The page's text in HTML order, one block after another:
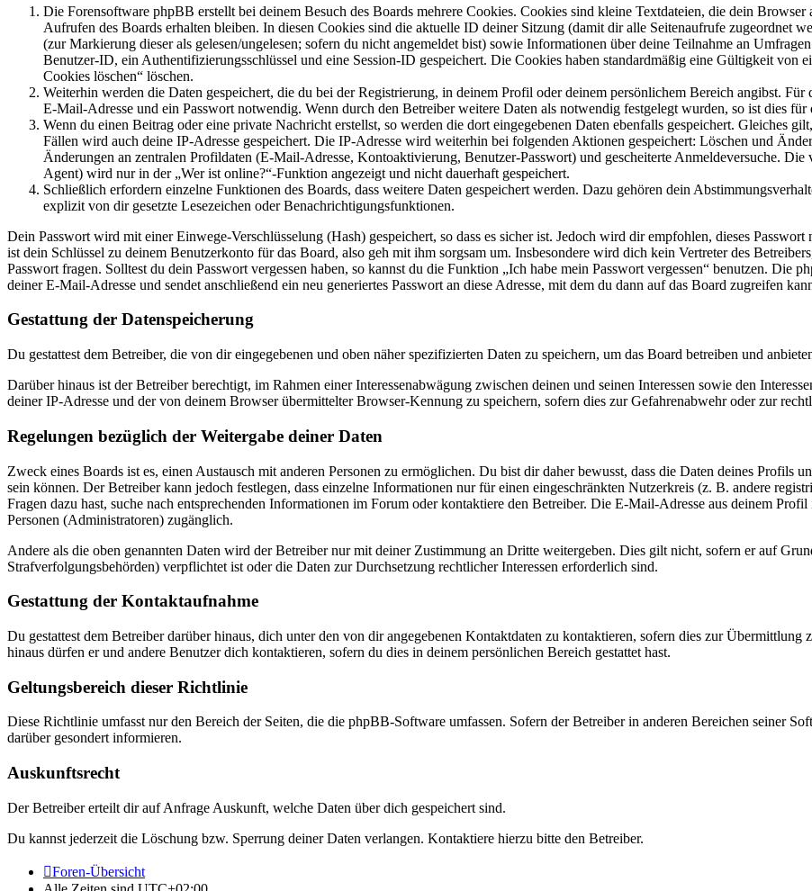
Die Forensoftware phpBB erstellt bei deinem Besuch des Boards mehrere Cookies. Cookies sind kleine Textdateien, die dein
Aufrufen des Boards erhalten bleiben. In diesen Cookies sind die aktuelle ID deiner Sitzung (damit dir alle Seitenaufrufe zugeordnet
(zur Markierung dieser als gelesen/ungelesen; sofern du nicht angemeldet bist) sowie Informationen über deine Teilnahme an
Benutzer-ID, ein Authentifizierungsschlüssel und eine Session-ID gespeichert. Die Cookies haben standardmäßig eine Gültigkeit von
Cookies löschen“ löschen.
Weiterhin werden die Daten gespeichert, die du bei der Registrierung, in deinem Profil oder deinem persönlichem Bereich angibst.
E-Mail-Adresse und ein Passwort notwendig. Wenn durch den Betreiber weitere Daten als notwendig festgelegt wurden, so ist dies
Wenn du einen Beitrag oder eine private Nachricht erstellst, so werden die dort eingegebenen Daten ebenfalls gespeichert. Gleiches
Fällen wird auch deine IP-Adresse gespeichert. Die IP-Adresse wird weiterhin bei folgenden Aktionen gespeichert: Löschen und
Änderungen an zentralen Profildaten (E-Mail-Adresse, Kontoaktivierung, Benutzer-Passwort) und gescheiterte Anmeldeversuche.
Agent) wird nur in der „Wer ist online?“-Funktion angezeigt und nicht dauerhaft gespeichert.
Schließlich erfordern einzelne Funktionen des Boards, dass weitere Daten gespeichert werden. Dazu gehören dein
explizit von dir gesetzte Lesezeichen oder Benachrichtigungsfunktionen.
Dein Passwort wird mit einer Einwege-Verschlüsselung (Hash) gespeichert, so dass es sicher ist. Jedoch wird dir empfohlen, dieses
ist dein Schlüssel zu deinem Benutzerkonto für das Board, also geh mit ihm sorgsam um. Insbesondere wird dich kein Vertreter des
Passwort fragen. Solltest du dein Passwort vergessen haben, so kannst du die Funktion „Ich habe mein Passwort vergessen“ benutzen. Die
deiner E-Mail-Adresse und sendet anschließend ein neu generiertes Passwort an diese Adresse, mit dem du dann auf das Board zugreifen
Gestattung der Datenspeicherung
Du gestattest dem Betreiber, die von dir eingegebenen und oben näher spezifizierten Daten zu speichern, um das Board betreiben und
Darüber hinaus ist der Betreiber berechtigt, im Rahmen einer Interessenabwägung zwischen deinen und seinen Interessen sowie den
deiner IP-Adresse und der von deinem Browser übermittelter Browser-Kennung zu speichern, sofern dies zur Gefahrenabwehr oder zur
Regelungen bezüglich der Weitergabe deiner Daten
Zweck eines Boards ist es, einen Austausch mit anderen Personen zu ermöglichen. Du bist dir daher bewusst, dass die Daten deines Profils
sein können. Der Betreiber kann jedoch festlegen, dass einzelne Informationen nur für einen eingeschränkten Nutzerkreis (z. B. andere
Fragen dazu hast, suche nach entsprechenden Informationen im Forum oder kontaktiere den Betreiber. Die E-Mail-Adresse aus deinem
Personen (Administratoren) zugänglich.
Andere als die oben genannten Daten wird der Betreiber nur mit deiner Zustimmung an Dritte weitergeben. Dies gilt nicht, sofern er auf
Strafverfolgungsbehörden) verpflichtet ist oder die Daten zur Durchsetzung rechtlicher Interessen erforderlich sind.
Gestattung der Kontaktaufnahme
Du gestattest dem Betreiber darüber hinaus, dich unter den von dir angegebenen Kontaktdaten zu kontaktieren, sofern dies zur
hinaus dürfen er und andere Benutzer dich kontaktieren, sofern du dies in deinem persönlichen Bereich gestattet hast.
Geltungsbereich dieser Richtlinie
Diese Richtlinie umfasst nur den Bereich der Seiten, die die phpBB-Software umfassen. Sofern der Betreiber in anderen Bereichen seiner
darüber gesondert informieren.
Auskunftsrecht
Der Betreiber erteilt dir auf Anfrage Auskunft, welche Daten über dich gespeichert sind.
Du kannst jederzeit die Löschung bzw. Sperrung deiner Daten verlangen. Kontaktiere hierzu bitte den Betreiber.
Foren-Übersicht